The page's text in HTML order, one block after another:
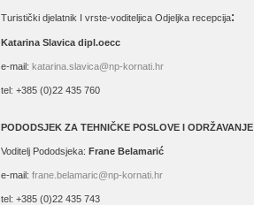
Turistički djelatnik I vrste-voditeljica Odjeljka recepcija:
Katarina Slavica dipl.oecc
e-mail: katarina.slavica@np-kornati.hr
tel: +385 (0)22 435 760
PODODSJEK ZA TEHNIČKE POSLOVE I ODRŽAVANJE
Voditelj Pododsjeka: Frane Belamarić
e-mail: frane.belamaric@np-kornati.hr
tel: +385 (0)22 435 743